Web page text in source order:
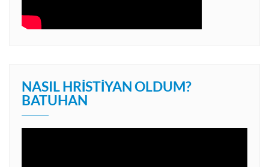
NASIL HRISTIYAN OLDUM?
BATUHAN